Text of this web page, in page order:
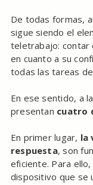
De todas formas,
sigue siendo el
teletrabajo: contar
en cuanto a su
todas las tareas
En ese sentido, a
presentan cuatro
En primer lugar, la
respuesta, son
eficiente. Para
dispositivo que se